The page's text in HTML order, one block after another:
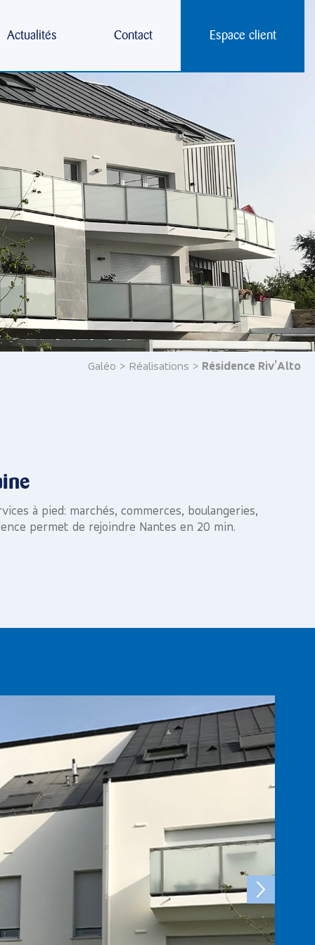
Actualités Contact Espace client
Galéo > Réalisations > Résidence Riv’Alto
à pied: marchés, commerces, boulangeries,
permet de rejoindre Nantes en 20 min.